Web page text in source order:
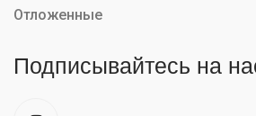
Отложенные
Подписывайтесь на